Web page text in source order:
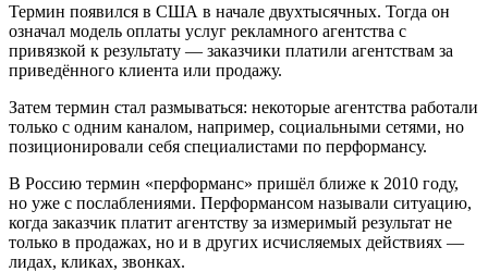
Термин появился в США в начале двухтысячных. Тогда он
означал модель оплаты услуг рекламного агентства с
привязкой к результату — заказчики платили агентствам за
приведённого клиента или продажу.
Затем термин стал размываться: некоторые агентства работали
только с одним каналом, например, социальными сетями, но
позиционировали себя специалистами по перформансу.
В Россию термин «перформанс» пришёл ближе к 2010 году,
но уже с послаблениями. Перформансом называли ситуацию,
когда заказчик платит агентству за измеримый результат не
только в продажах, но и в других исчисляемых действиях —
лидах, кликах, звонках.